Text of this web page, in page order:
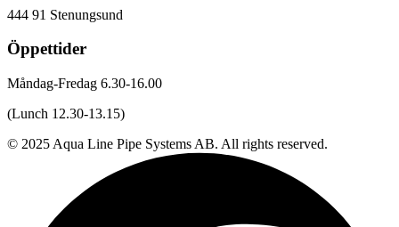
444 91 Stenungsund
Öppettider
Måndag-Fredag 6.30-16.00
(Lunch 12.30-13.15)
© 2025 Aqua Line Pipe Systems AB. All rights reserved.